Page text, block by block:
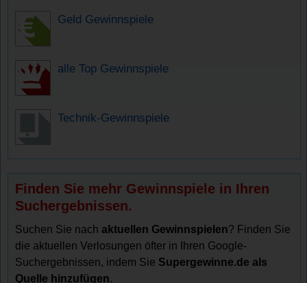
Geld Gewinnspiele
alle Top Gewinnspiele
Technik-Gewinnspiele
Finden Sie mehr Gewinnspiele in Ihren
Suchergebnissen.
Suchen Sie nachaktuellen Gewinnspielen? Finden Sie
die aktuellen Verlosungen öfter in Ihren Google-
Suchergebnissen, indem Sie Supergewinne.de als
Quelle hinzufügen.